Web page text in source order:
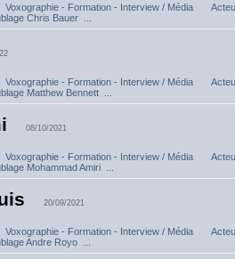
- Formation - Interview / Média
Chris Bauer ...
- Formation - Interview / Média
Matthew Bennett ...
08/10/2021
- Formation - Interview / Média
Mohammad Amiri ...
20/09/2021
- Formation - Interview / Média
Andre Royo ...